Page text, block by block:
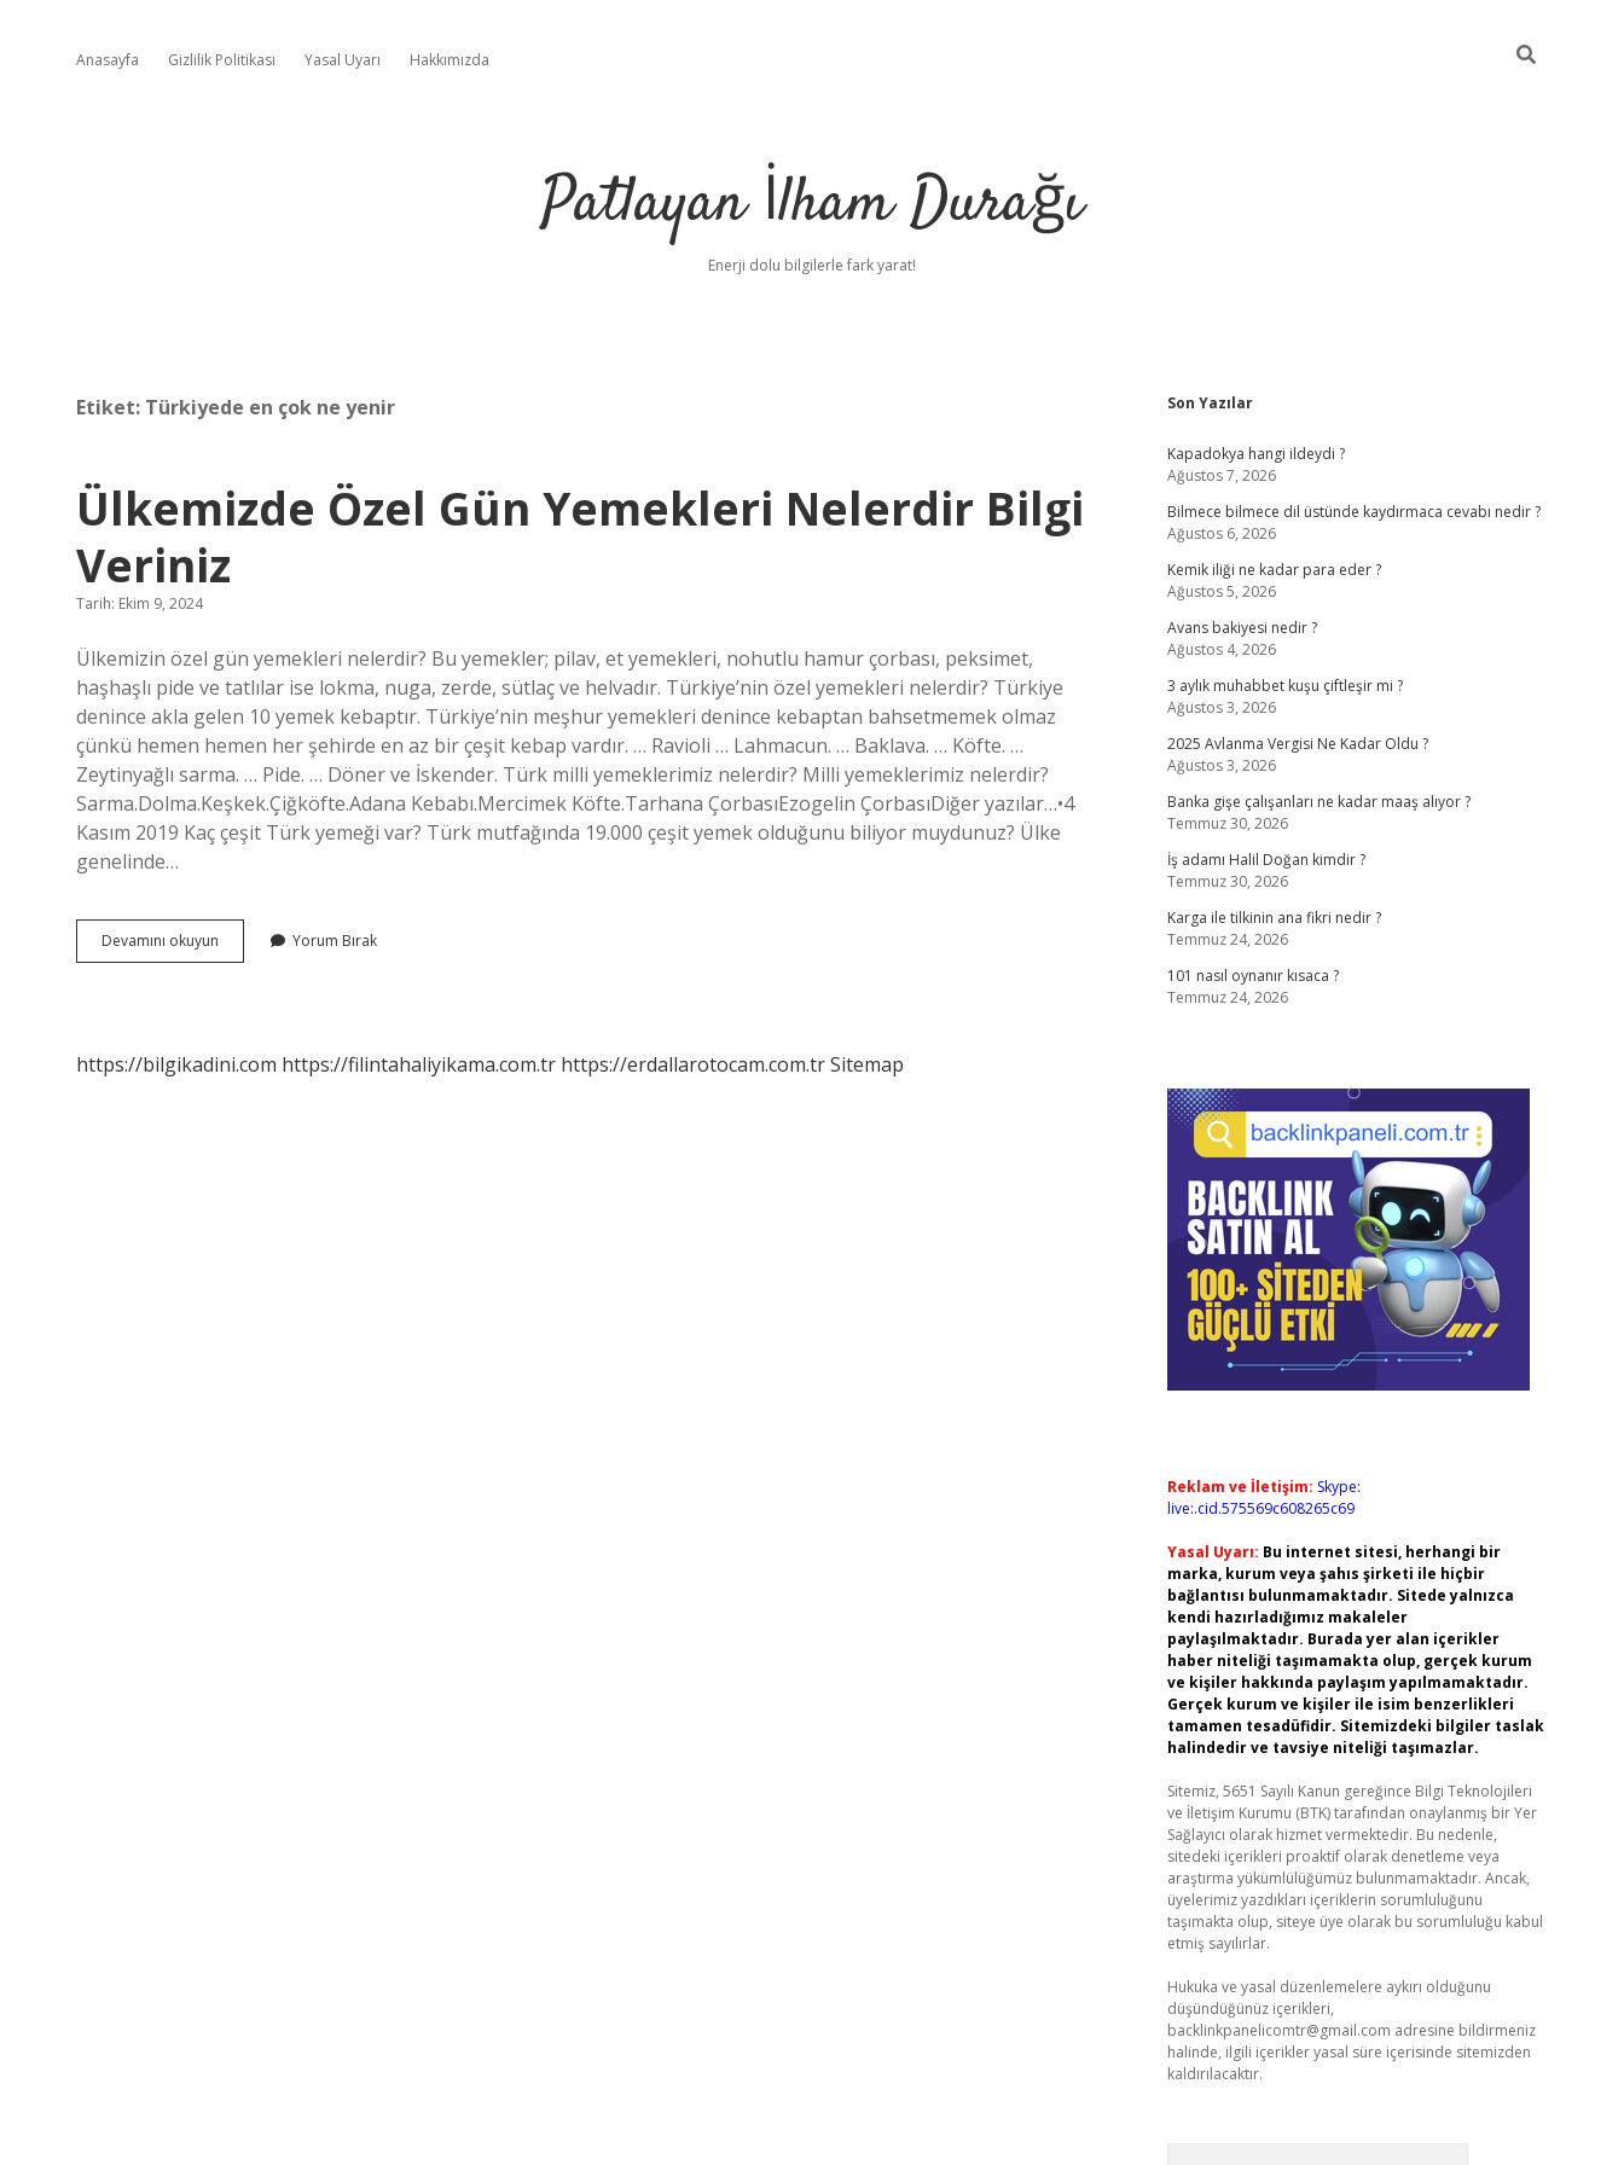
Anasayfa Gizlilik Politikası Yasal Uyarı Hakkımızda
Patlayan İlham Durağı
Enerji dolu bilgilerle fark yarat!
Etiket: Türkiyede en çok ne yenir
Ülkemizde Özel Gün Yemekleri Nelerdir Bilgi
Veriniz
Tarih: Ekim 9, 2024
Ülkemizin özel gün yemekleri nelerdir? Bu yemekler; pilav, et yemekleri, nohutlu hamur çorbası, peksimet,
haşhaşlı pide ve tatlılar ise lokma, nuga, zerde, sütlaç ve helvadır. Türkiye’nin özel yemekleri nelerdir? Türkiye
denince akla gelen 10 yemek kebaptır. Türkiye’nin meşhur yemekleri denince kebaptan bahsetmemek olmaz
çünkü hemen hemen her şehirde en az bir çeşit kebap vardır. … Ravioli … Lahmacun. … Baklava. … Köfte. …
Zeytinyağlı sarma. … Pide. … Döner ve İskender. Türk milli yemeklerimiz nelerdir? Milli yemeklerimiz nelerdir?
Sarma.Dolma.Keşkek.Çiğköfte.Adana Kebabı.Mercimek Köfte.Tarhana ÇorbasıEzogelin ÇorbasıDiğer yazılar…•4
Kasım 2019 Kaç çeşit Türk yemeği var? Türk mutfağında 19.000 çeşit yemek olduğunu biliyor muydunuz? Ülke
genelinde…
Devamını okuyun Ülkemizde
Özel
Veriniz
Yorum Bırak
https://bilgikadini.com https://filintahaliyikama.com.tr https://erdallarotocam.com.trSitemap
Sidebar
Son Yazılar
Kapadokya hangi ildeydi ?
Ağustos 7, 2026
Bilmece bilmece dil üstünde kaydırmaca cevabı nedir ?
Ağustos 6, 2026
Kemik iliği ne kadar para eder ?
Ağustos 5, 2026
Avans bakiyesi nedir ?
Ağustos 4, 2026
3 aylık muhabbet kuşu çiftleşir mi ?
Ağustos 3, 2026
2025 Avlanma Vergisi Ne Kadar Oldu ?
Ağustos 3, 2026
Banka gişe çalışanları ne kadar maaş alıyor ?
Temmuz 30, 2026
İş adamı Halil Doğan kimdir ?
Temmuz 30, 2026
Karga ile tilkinin ana fikri nedir ?
Temmuz 24, 2026
101 nasıl oynanır kısaca ?
Temmuz 24, 2026
Reklam ve İletişim: Skype:
live:.cid.575569c608265c69
Yasal Uyarı: Bu internet sitesi, herhangi bir
marka, kurum veya şahıs şirketi ile hiçbir
bağlantısı bulunmamaktadır. Sitede yalnızca
kendi hazırladığımız makaleler
paylaşılmaktadır. Burada yer alan içerikler
haber niteliği taşımamakta olup, gerçek kurum
ve kişiler hakkında paylaşım yapılmamaktadır.
Gerçek kurum ve kişiler ile isim benzerlikleri
tamamen tesadüfidir. Sitemizdeki bilgiler taslak
halindedir ve tavsiye niteliği taşımazlar.
Sitemiz, 5651 Sayılı Kanun gereğince Bilgi Teknolojileri
ve İletişim Kurumu (BTK) tarafından onaylanmış bir Yer
Sağlayıcı olarak hizmet vermektedir. Bu nedenle,
sitedeki içerikleri proaktif olarak denetleme veya
araştırma yükümlülüğümüz bulunmamaktadır. Ancak,
üyelerimiz yazdıkları içeriklerin sorumluluğunu
taşımakta olup, siteye üye olarak bu sorumluluğu kabul
etmiş sayılırlar.
Hukuka ve yasal düzenlemelere aykırı olduğunu
düşündüğünüz içerikleri,
backlinkpanelicomtr@gmail.com adresine bildirmeniz
halinde, ilgili içerikler yasal süre içerisinde sitemizden
kaldırılacaktır.